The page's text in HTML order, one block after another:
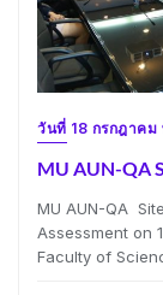
วันที่ 18 กรกฎาคม
MU AUN-QA
MU AUN-QA
Assessment on
Faculty of